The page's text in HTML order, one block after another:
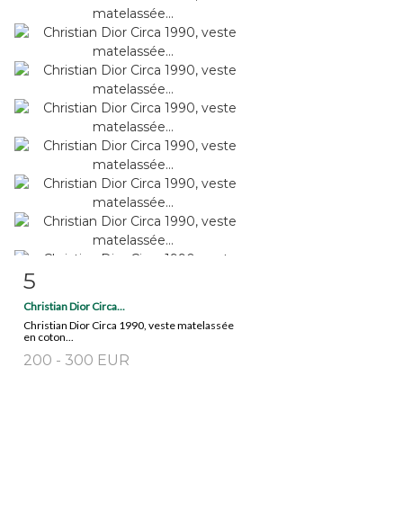
5
Christian Dior Circa...
Christian Dior Circa 1990, veste matelassée
en coton...
200 - 300 EUR